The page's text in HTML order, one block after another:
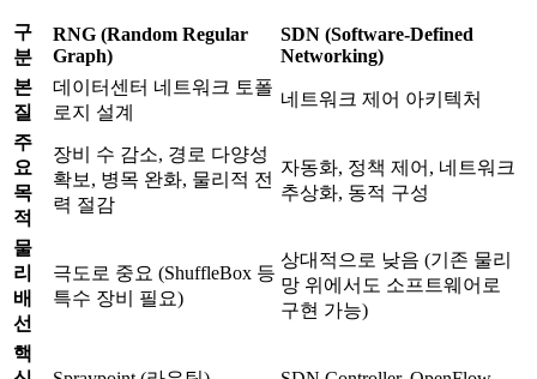
구
분
RNG (Random Regular
Graph)
SDN (Software-Defined
Networking)
본
질
데이터센터 네트워크 토폴
로지 설계
네트워크 제어 아키텍처
주
요
목
적
장비 수 감소, 경로 다양성
확보, 병목 완화, 물리적 전
력 절감
자동화, 정책 제어, 네트워크
추상화, 동적 구성
물
리
배
선
극도로 중요 (ShuffleBox 등
특수 장비 필요)
상대적으로 낮음 (기존 물리
망 위에서도 소프트웨어로
구현 가능)
핵